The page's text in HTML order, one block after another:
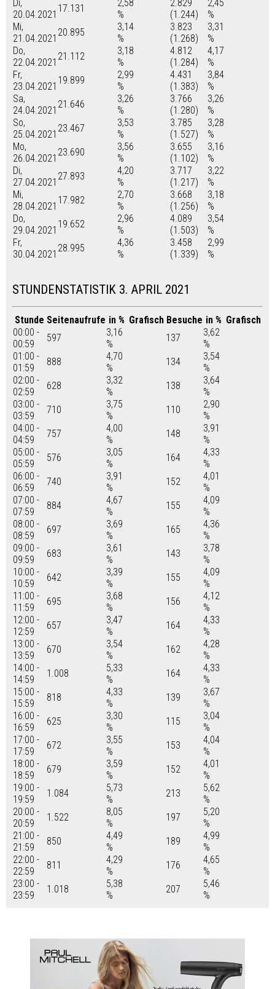
Di,
20.04.2021
17.131
2,58
%
2.829
(1.244)
2,45
%
Mi,
21.04.2021
20.895
3,14
%
3.823
(1.268)
3,31
%
Do,
22.04.2021
21.112
3,18
%
4.812
(1.284)
4,17
%
Fr,
23.04.2021
19.899
2,99
%
4.431
(1.383)
3,84
%
Sa,
24.04.2021
21.646
3,26
%
3.766
(1.280)
3,26
%
So,
25.04.2021
23.467
3,53
%
3.785
(1.527)
3,28
%
Mo,
26.04.2021
23.690
3,56
%
3.655
(1.102)
3,16
%
Di,
27.04.2021
27.893
4,20
%
3.717
(1.217)
3,22
%
Mi,
28.04.2021
17.982
2,70
%
3.668
(1.256)
3,18
%
Do,
29.04.2021
19.652
2,96
%
4.089
(1.503)
3,54
%
Fr,
30.04.2021
28.995
4,36
%
3.458
(1.339)
2,99
%
STUNDENSTATISTIK 3. APRIL 2021
Stunde Seitenaufrufe in % Grafisch Besuche in % Grafisch
00:00 -
00:59
597
3,16
%
137
3,62
%
01:00 -
01:59
888
4,70
%
134
3,54
%
02:00 -
02:59
628
3,32
%
138
3,64
%
03:00 -
03:59
710
3,75
%
110
2,90
%
04:00 -
04:59
757
4,00
%
148
3,91
%
05:00 -
05:59
576
3,05
%
164
4,33
%
06:00 -
06:59
740
3,91
%
152
4,01
%
07:00 -
07:59
884
4,67
%
155
4,09
%
08:00 -
08:59
697
3,69
%
165
4,36
%
09:00 -
09:59
683
3,61
%
143
3,78
%
10:00 -
10:59
642
3,39
%
155
4,09
%
11:00 -
11:59
695
3,68
%
156
4,12
%
12:00 -
12:59
657
3,47
%
164
4,33
%
13:00 -
13:59
670
3,54
%
162
4,28
%
14:00 -
14:59
1.008
5,33
%
164
4,33
%
15:00 -
15:59
818
4,33
%
139
3,67
%
16:00 -
16:59
625
3,30
%
115
3,04
%
17:00 -
17:59
672
3,55
%
153
4,04
%
18:00 -
18:59
679
3,59
%
152
4,01
%
19:00 -
19:59
1.084
5,73
%
213
5,62
%
20:00 -
20:59
1.522
8,05
%
197
5,20
%
21:00 -
21:59
850
4,49
%
189
4,99
%
22:00 -
22:59
811
4,29
%
176
4,65
%
23:00 -
23:59
1.018
5,38
%
207
5,46
%